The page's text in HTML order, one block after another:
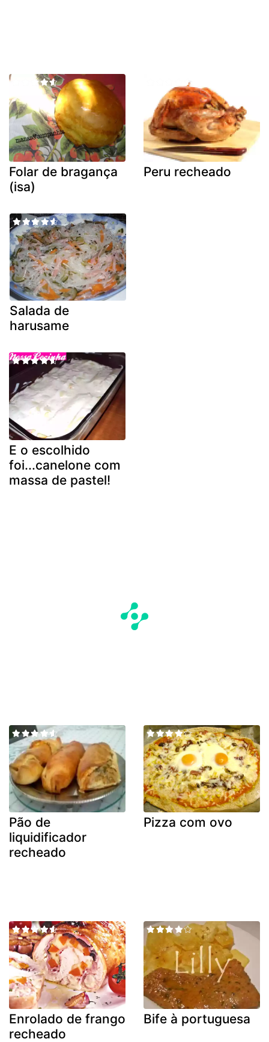
Folar de bragança
(isa)
Peru recheado
Salada de
harusame
E o escolhido
foi...canelone com
massa de pastel!
Pão de
liquidificador
recheado
Pizza com ovo
Enrolado de frango
recheado
Bife à portuguesa